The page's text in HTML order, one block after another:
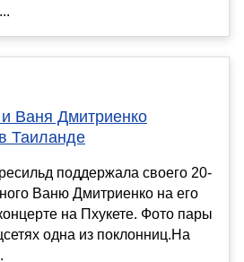
Ваня Дмитриенко
Таиланде
поддержала своего 20-
Ваню Дмитриенко на его
на Пхукете. Фото пары
одна из поклонниц.На